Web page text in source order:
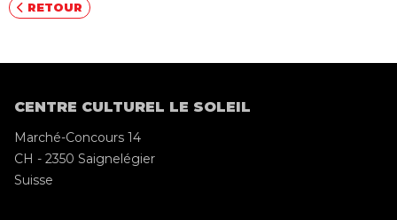
RETOUR
CENTRE CULTUREL LE SOLEIL
Marché-Concours 14
CH - 2350 Saignelégier
Suisse